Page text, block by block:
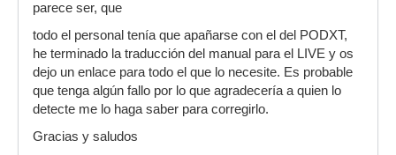
parece ser, que
todo el personal tenía que apañarse con el del PODXT,
he terminado la traducción del manual para el LIVE y os
dejo un enlace para todo el que lo necesite. Es probable
que tenga algún fallo por lo que agradecería a quien lo
detecte me lo haga saber para corregirlo.
Gracias y saludos